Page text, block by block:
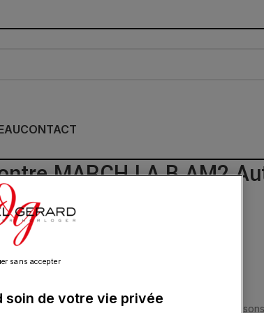
CONTACT
MARCH LA.B AM2
Bracelet Cuir 39MM
les hommes à l‘action distinguée est l’une des
soin de votre vie privée
sans accepter